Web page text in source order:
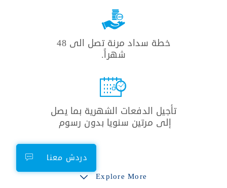
خطة سداد مرنة تصل الى 48
شهراً.
تأجيل الدفعات الشهرية بما يصل
إلى مرتين سنويا بدون رسوم ​
Explore More
دردش معنا